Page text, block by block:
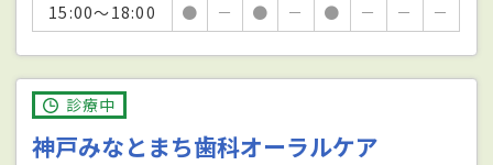
15:00～18:00
● － ● － ● － － －
診療中
神戸みなとまち歯科オーラルケア